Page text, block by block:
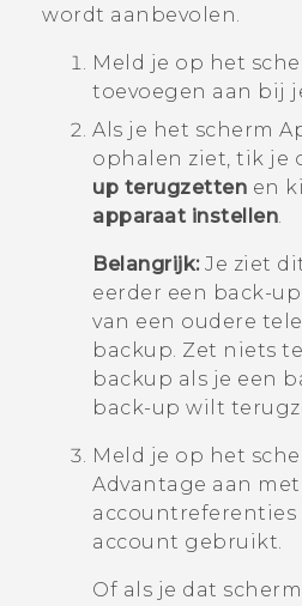
wordt aanbevolen.
Meld je op het
toevoegen aan bij
Als je het scherm
ophalen ziet, tik je
up terugzetten en
apparaat instellen.
Belangrijk:Je ziet
eerder een back-
van een oudere
backup. Zet niets
backup als je een
back-up wilt
Meld je op het
Advantage aan
accountreferenties
account gebruikt.
Of als je dat